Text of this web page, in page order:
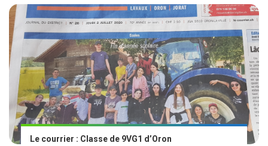
Le courrier : Classe de 9VG1 d’Oron